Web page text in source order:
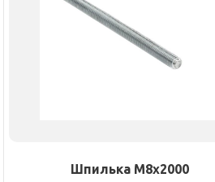
Шпилька M8х2000